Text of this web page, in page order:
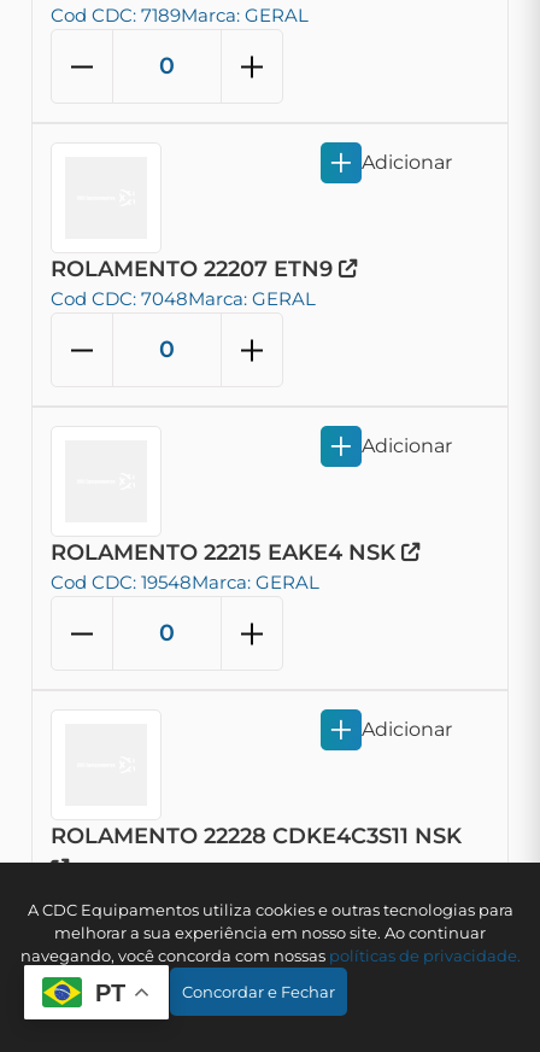
PT
Cod CDC: 7189Marca: GERAL
ROLAMENTO 22207 ETN9
Cod CDC: 7048Marca: GERAL
Adicionar
ROLAMENTO 22215 EAKE4 NSK
Cod CDC: 19548Marca: GERAL
Adicionar
ROLAMENTO 22228 CDKE4C3S11 NSK
Cod CDC: 19785 Marca: GERAL
Adicionar
A CDC Equipamentos utiliza cookies e outras tecnologias para
melhorar a sua experiência em nosso site. Ao continuar
navegando, você concorda com nossas polí­ticas de privacidade.
Concordar e Fechar